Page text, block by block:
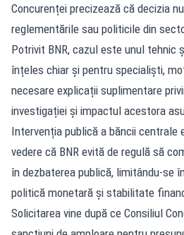
Concurenței precizează că decizia
reglementările sau politicile din
Potrivit BNR, cazul este unul tehnic
înțeles chiar și pentru specialiști,
necesare explicații suplimentare
investigației și impactul acestora
Intervenția publică a băncii centrale
vedere că BNR evită de regulă să
în dezbaterea publică, limitându-se
politică monetară și stabilitate
Solicitarea vine după ce Consiliul